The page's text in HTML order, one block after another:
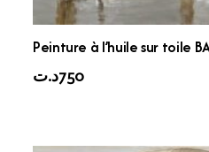
Peinture à l’huile sur toile
750د.ت